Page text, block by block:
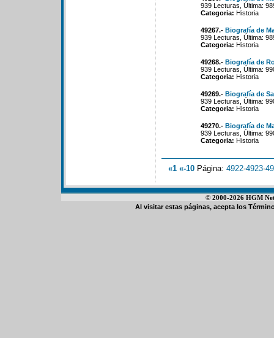
939 Lecturas, Última:
Categoria: Historia
49267.- Biografía de
939 Lecturas, Última:
Categoria: Historia
49268.- Biografía de
939 Lecturas, Última:
Categoria: Historia
49269.- Biografía de
939 Lecturas, Última:
Categoria: Historia
49270.- Biografía de
939 Lecturas, Última:
Categoria: Historia
«1 «-10 Página: 4922-4923-
© 2000-2026 HGM
Al visitar estas páginas, acepta los